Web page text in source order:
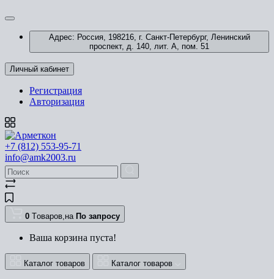
Адрес: Россия, 198216, г. Санкт-Петербург, Ленинский
проспект, д. 140, лит. А, пом. 51
Личный кабинет
Регистрация
Авторизация
+7 (812) 553-95-71
info@amk2003.ru
0 Tоваров,на По запросу
Ваша корзина пуста!
Каталог товаров Каталог товаров